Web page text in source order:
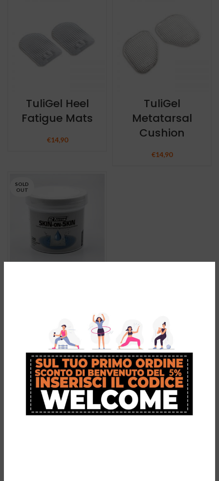
TuliGel Heel
Fatigue Mats
€14,90
TuliGel
Metatarsal
Cushion
€14,90
SOLD
OUT
Hydrogel –
Trattamento
per Vesciche,
Sfregamenti e
Irritazioni 200PZ
65,00